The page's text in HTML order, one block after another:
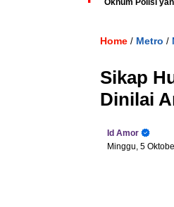
Oknum Polisi
Home / Metro /
Sikap
Dinilai
Id Amor
Minggu, 5